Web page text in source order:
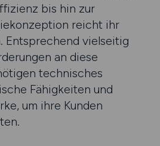
bis hin zur
reicht ihr
Entsprechend vielseitig
an diese
technisches
Fähigkeiten und
um ihre Kunden